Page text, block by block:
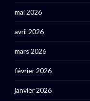
mai 2026
avril 2026
mars 2026
février 2026
janvier 2026